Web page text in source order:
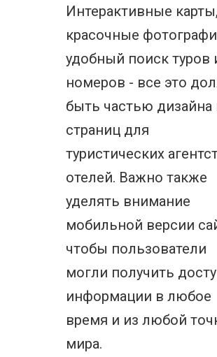
Интерактивные карты,
красочные
удобный поиск туров
номеров - все это
быть частью дизайна
страниц для
туристических
отелей. Важно также
уделять внимание
мобильной версии
чтобы пользователи
могли получить
информации в любое
время и из любой
мира.